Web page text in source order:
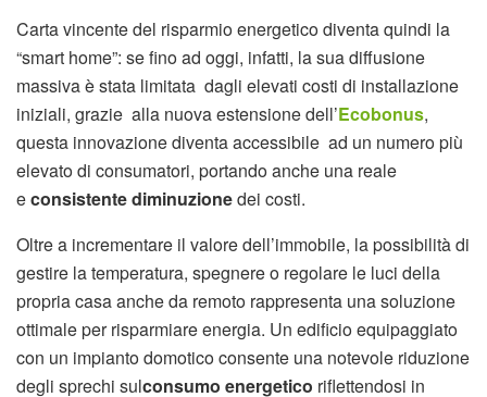
Carta vincente del risparmio energetico diventa quindi la
“smart home”: se fino ad oggi, infatti, la sua diffusione
massiva è stata limitata dagli elevati costi di installazione
iniziali, grazie alla nuova estensione dell’Ecobonus,
questa innovazione diventa accessibile ad un numero più
elevato di consumatori, portando anche una reale
econsistente diminuzionedei costi.
Oltre a incrementare il valore dell’immobile, la possibilità di
gestire la temperatura, spegnere o regolare le luci della
propria casa anche da remoto rappresenta una soluzione
ottimale per risparmiare energia. Un edificio equipaggiato
con un impianto domotico consente una notevole riduzione
degli sprechi sulconsumo energetico riflettendosi in